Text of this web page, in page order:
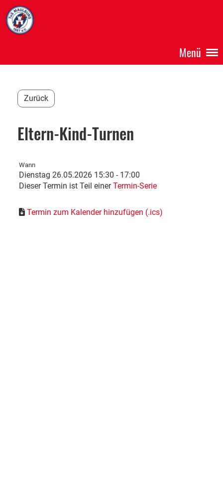
Menü
Zurück
Eltern-Kind-Turnen
Wann
Dienstag 26.05.2026 15:30 - 17:00
Dieser Termin ist Teil einerTermin-Serie
Termin zum Kalender hinzufügen (.ics)